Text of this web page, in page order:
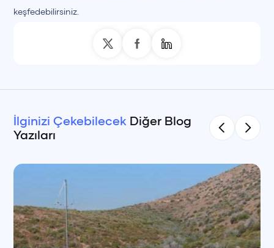
keşfedebilirsiniz.
İlginizi Çekebilecek Diğer Blog
Yazıları